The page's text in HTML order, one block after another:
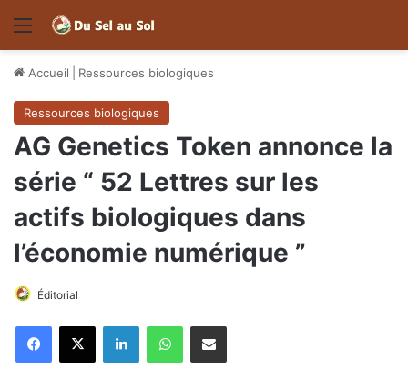
Menu
Accueil Ressources biologiques
Ressources biologiques
AG Genetics Token annonce la
série “ 52 Lettres sur les
actifs biologiques dans
l’économie numérique ”
Éditorial
Facebook
X LinkedinWhatsAppPartager par email